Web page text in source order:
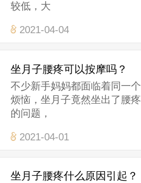
较低，大
2021-04-04
坐月子腰疼可以按摩吗？
不少新手妈妈都面临着同一个
烦恼，坐月子竟然坐出了腰疼
的问题，
2021-04-01
坐月子腰疼什么原因引起？